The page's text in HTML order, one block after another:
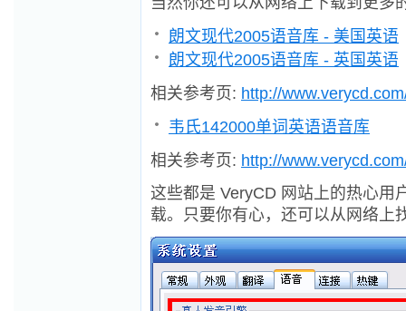
朗文现代2005语音库 - 美国英语
朗文现代2005语音库 - 英国英语
相关参考页: http://
韦氏142000单词英语语音库
相关参考页: http://
这些都是 VeryCD 网站上的热心用
载。只要你有心，还可以从网络上